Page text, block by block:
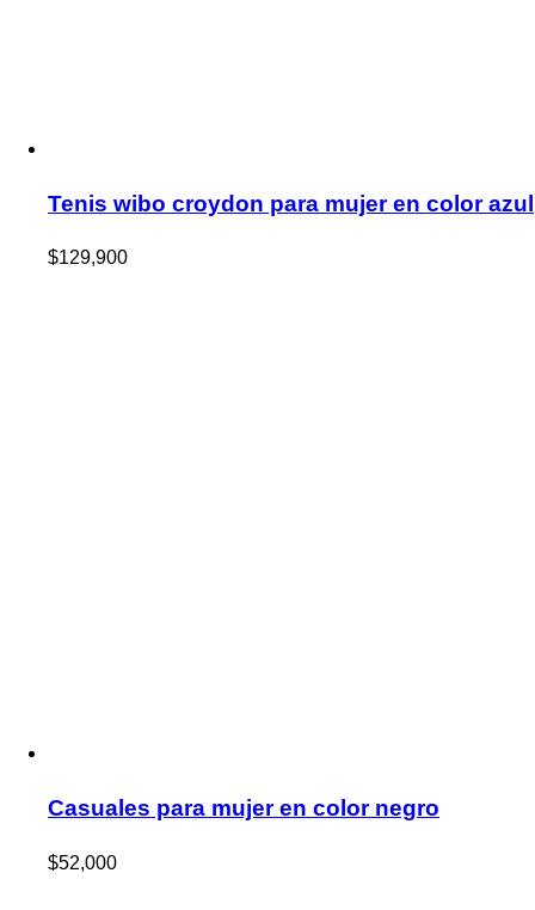
Tenis wibo croydon para mujer en color azul
$129,900
Casuales para mujer en color negro
$52,000